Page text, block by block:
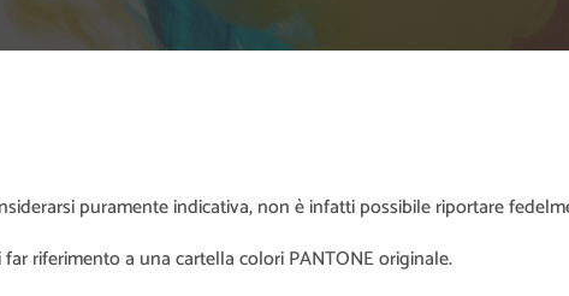
puramente indicativa, non è infatti possibile riportare
riferimento a una cartella colori PANTONE originale.